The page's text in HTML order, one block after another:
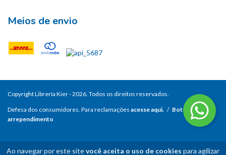
Ao navegar por este sitevocê aceita o uso de cookies para agilizar
Meios de envio
Copyright Librería Kier - 2026. Todos os direitos reservados.
Defesa dos consumidores. Para reclamações acesse aqui. / Botão de
arrependimento